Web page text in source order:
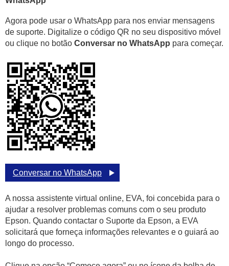
Agora pode usar o WhatsApp para nos enviar mensagens
de suporte. Digitalize o código QR no seu dispositivo móvel
ou clique no botão Conversar no WhatsApp para começar.
Conversar no WhatsApp
A nossa assistente virtual online, EVA, foi concebida para o
ajudar a resolver problemas comuns com o seu produto
Epson. Quando contactar o Suporte da Epson, a EVA
solicitará que forneça informações relevantes e o guiará ao
longo do processo.